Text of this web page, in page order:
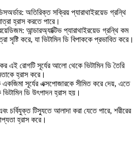
অতিরিক্ত সক্রিয় প্যারাথাইরয়েড গ্রন্থি
হ্রাস করতে পারে।
আন্ডারঅ্যাক্টিভ প্যারাথাইরয়েড গ্রন্থি কম
সৃষ্টি করে, যা ভিটামিন ডি বিপাককে প্রভাবিত করে।
এই রোগটি সূর্যের আলো থেকে ভিটামিন ডি তৈরি
হ্রাস করে।
একজিমা সূর্যের এক্সপোজারকে সীমিত করে দেয়, এতে
ভিটামিন ডি উৎপাদন হ্রাস হয়।
চর্বিযুক্ত টিস্যুতে আলাদা করা যেতে পারে, শরীরের
হ্রাস করে।